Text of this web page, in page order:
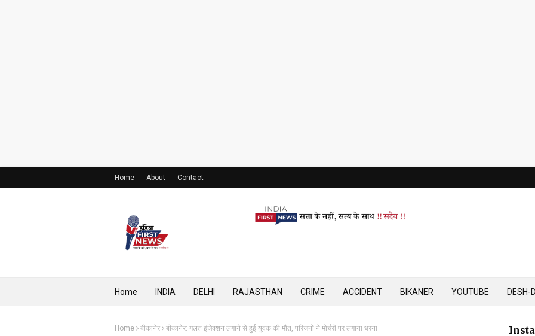
Home About Contact
Home INDIA DELHI RAJASTHAN CRIME ACCIDENT BIKANER YOUTUBE DESH-
Home बीकानेर बीकानेर: गलत इंजेक्शन लगाने से हुई युवक की मौत, परिजनों ने मोर्चरी पर लगाया धरना